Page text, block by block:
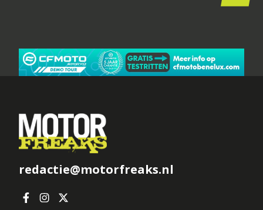
redactie@motorfreaks.nl